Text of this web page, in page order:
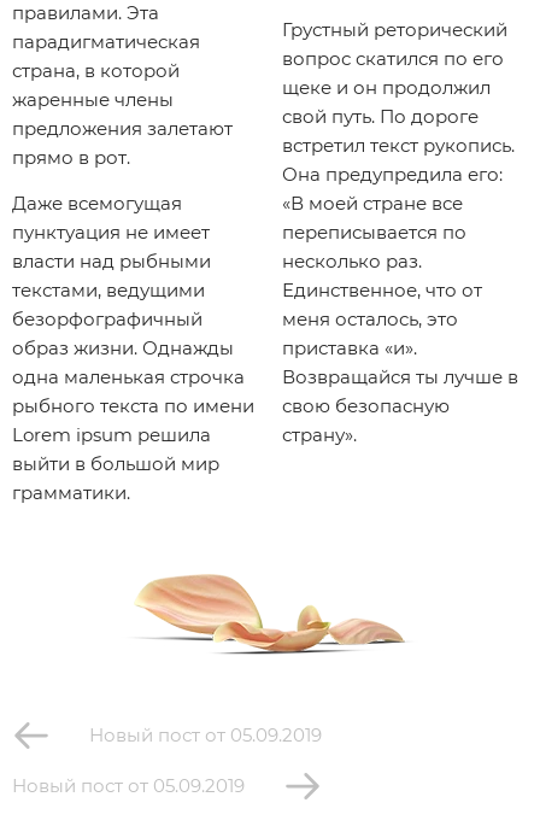
правилами. Эта
парадигматическая
страна, в которой
жаренные члены
предложения залетают
прямо в рот.
Даже всемогущая
пунктуация не имеет
власти над рыбными
текстами, ведущими
безорфографичный
образ жизни. Однажды
одна маленькая строчка
рыбного текста по имени
Lorem ipsum решила
выйти в большой мир
грамматики.
Грустный реторический
вопрос скатился по его
щеке и он продолжил
свой путь. По дороге
встретил текст рукопись.
Она предупредила его:
«В моей стране все
переписывается по
несколько раз.
Единственное, что от
меня осталось, это
приставка «и».
Возвращайся ты лучше в
свою безопасную
страну».
Новый пост от 05.09.2019
Новый пост от 05.09.2019